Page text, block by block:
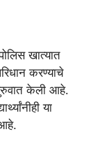
खात्यात
करण्याचे
सुरुवात केली आहे.
या